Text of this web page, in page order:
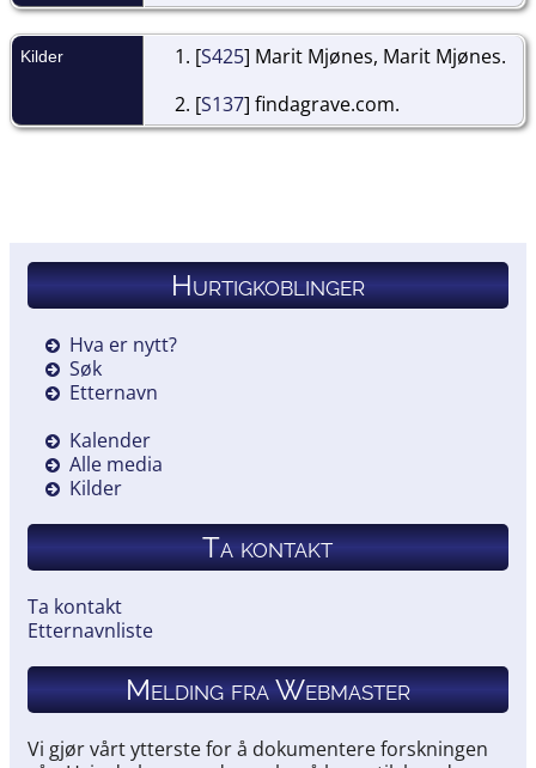
Kilder [S425] Marit Mjønes, Marit Mjønes.
[S137] findagrave.com.
Hurtigkoblinger
Hva er nytt?
Søk
Etternavn
Kalender
Alle media
Kilder
Ta kontakt
Ta kontakt
Etternavnliste
Melding fra Webmaster
Vi gjør vårt ytterste for å dokumentere forskningen